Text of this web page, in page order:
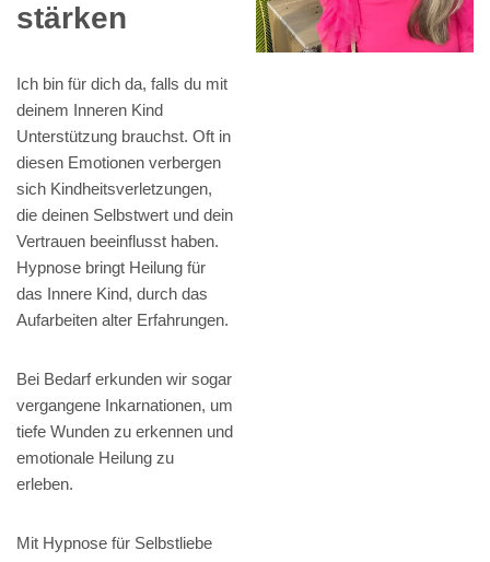
stärken
Ich bin für dich da, falls du mit
deinem Inneren Kind
Unterstützung brauchst. Oft in
diesen Emotionen verbergen
sich Kindheitsverletzungen,
die deinen Selbstwert und dein
Vertrauen beeinflusst haben.
Hypnose bringt Heilung für
das Innere Kind, durch das
Aufarbeiten alter Erfahrungen.
Bei Bedarf erkunden wir sogar
vergangene Inkarnationen, um
tiefe Wunden zu erkennen und
emotionale Heilung zu
erleben.
Mit Hypnose für Selbstliebe